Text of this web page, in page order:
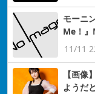
モーニ
Me！』
11/11
【画
ようだ